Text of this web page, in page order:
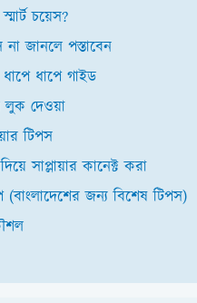
চয়েস?
জানলে পস্তাবেন
ধাপে গাইড
লুক দেওয়া
টিপস
সাপ্লায়ার কানেক্ট করা
জন্য বিশেষ টিপস)